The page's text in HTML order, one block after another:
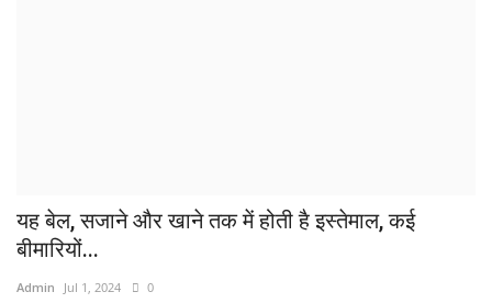
यह बेल, सजाने और खाने तक में होती है इस्तेमाल, कई
बीमारियों...
Admin Jul 1, 2024 0